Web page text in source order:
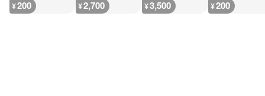
¥200 ¥2,700 ¥3,500 ¥200